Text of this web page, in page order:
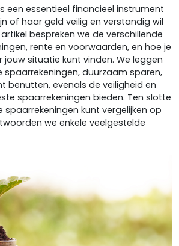
een essentieel financieel instrument
of haar geld veilig en verstandig wil
bespreken we de verschillende
rente en voorwaarden, en hoe je
situatie kunt vinden. We leggen
spaarrekeningen, duurzaam sparen,
benutten, evenals de veiligheid en
spaarrekeningen bieden. Ten slotte
spaarrekeningen kunt vergelijken op
we enkele veelgestelde